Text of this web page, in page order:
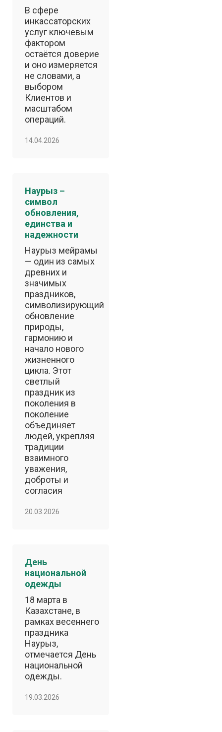
В сфере
инкассаторских
услуг ключевым
фактором
остаётся доверие
и оно измеряется
не словами, а
выбором
Клиентов и
масштабом
операций.
14.04.2026
Наурыз –
символ
обновления,
единства и
надежности
Наурыз мейрамы
— один из самых
древних и
значимых
праздников,
символизирующий
обновление
природы,
гармонию и
начало нового
жизненного
цикла. Этот
светлый
праздник из
поколения в
поколение
объединяет
людей, укрепляя
традиции
взаимного
уважения,
доброты и
согласия
20.03.2026
День
национальной
одежды
18 марта в
Казахстане, в
рамках весеннего
праздника
Наурыз,
отмечается День
национальной
одежды.
19.03.2026